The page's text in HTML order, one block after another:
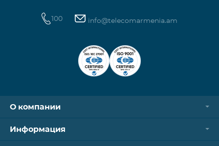
100 info@telecomarmenia.am
О компании
Информация